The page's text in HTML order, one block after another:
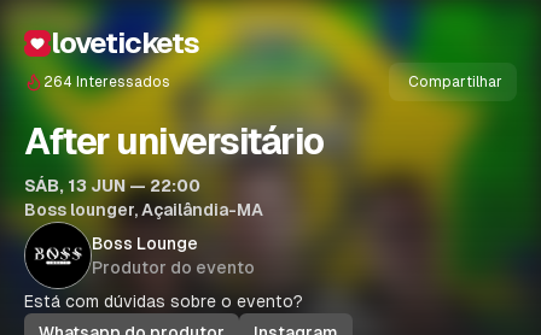
lovetickets
After universitário
SÁB, 13 JUN — 22:00
Boss lounger, Açailândia-MA
Boss Lounge
Produtor do evento
Está com dúvidas sobre o evento?
264Interessados Compartilhar